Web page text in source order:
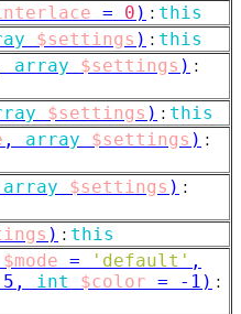
= 0 ) : this
$settings ) : this
array $settings ) :
$settings ) : this
, array $settings ) :
array $settings ) :
) : this
$mode = 'default' ,
int $color = -1) :